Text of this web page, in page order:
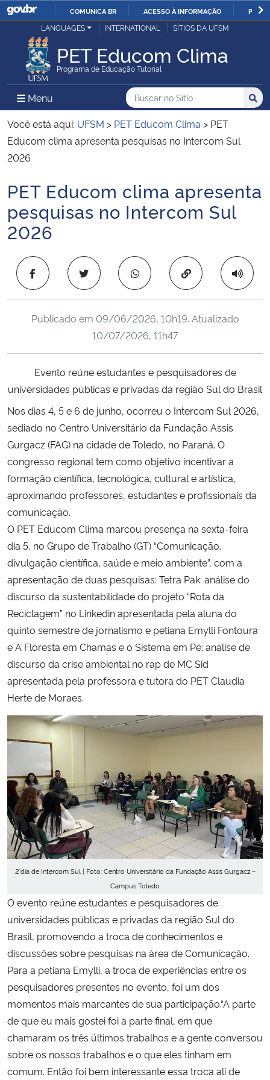
IR
O
COMUNICA BR ACESSO À INFORMAÇÃO
Ministério da Justiça e Segurança Pública
Ministério da Defesa
Ministério das Relações Exteriores
Ministério da Economia
Ministério da Infraestrutura
Ministério da Agricultura, Pecuária e Abastecimento
Ministério da Cidadania
Ministério da Ciência, Tecnologia, Inovações e Comunicações
Ministério do Meio Ambiente
Ministério do Turismo
Controladoria-Geral da União
Ministério da Mulher, da Família e dos Direitos Humanos
Secretaria-Geral
Secretaria de Governo
Gabinete de Segurança Institucional
Advocacia-Geral da União
Banco Central do Brasil
Planalto
LANGUAGES INTERNATIONAL SÍTIOS DA UFSM
PET Educom Clima
Programa de Educação Tutorial
Menu Menu Principal do Sítio
Busca
Buscar no no Sítio
Busca:
Você está aqui: UFSM > PET Educom Clima > PET
Educom clima apresenta pesquisas no Intercom Sul
2026
Início do conteúdo
PET Educom clima apresenta
pesquisas no Intercom Sul
2026
Copiar para área
Publicado em 09/06/2026, 10h19. Atualizado
10/07/2026, 11h47
Evento reúne estudantes e pesquisadores de
universidades públicas e privadas da região Sul do Brasil
Nos dias 4, 5 e 6 de junho, ocorreu o Intercom Sul 2026,
sediado no Centro Universitário da Fundação Assis
Gurgacz (FAG) na cidade de Toledo, no Paraná. O
congresso regional tem como objetivo incentivar a
formação científica, tecnológica, cultural e artística,
aproximando professores, estudantes e profissionais da
comunicação.
O PET Educom Clima marcou presença na sexta-feira
dia 5, no Grupo de Trabalho (GT) “Comunicação,
divulgação científica, saúde e meio ambiente”, com a
apresentação de duas pesquisas: Tetra Pak: análise do
discurso da sustentabilidade do projeto “Rota da
Reciclagem” no Linkedin apresentada pela aluna do
quinto semestre de jornalismo e petiana Emylli Fontoura
e A Floresta em Chamas e o Sistema em Pé: análise de
discurso da crise ambiental no rap de MC Sid
apresentada pela professora e tutora do PET Claudia
Herte de Moraes.
2°dia de Intercom Sul | Foto: Centro Universitário da Fundação Assis Gurgacz –
Campus Toledo
O evento reúne estudantes e pesquisadores de
universidades públicas e privadas da região Sul do
Brasil, promovendo a troca de conhecimentos e
discussões sobre pesquisas na área de Comunicação.
Para a petiana Emylli, a troca de experiências entre os
pesquisadores presentes no evento, foi um dos
momentos mais marcantes de sua participação.“A parte
de que eu mais gostei foi a parte final, em que
chamaram os três últimos trabalhos e a gente conversou
sobre os nossos trabalhos e o que eles tinham em
comum. Então foi bem interessante essa troca ali de